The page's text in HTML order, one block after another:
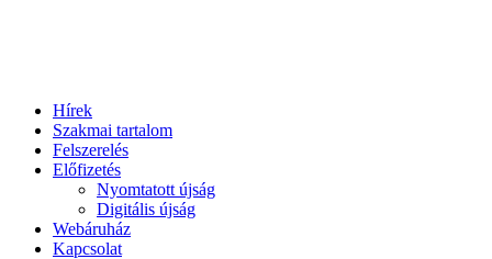
Hírek
Szakmai tartalom
Felszerelés
Előfizetés
Nyomtatott újság
Digitális újság
Webáruház
Kapcsolat